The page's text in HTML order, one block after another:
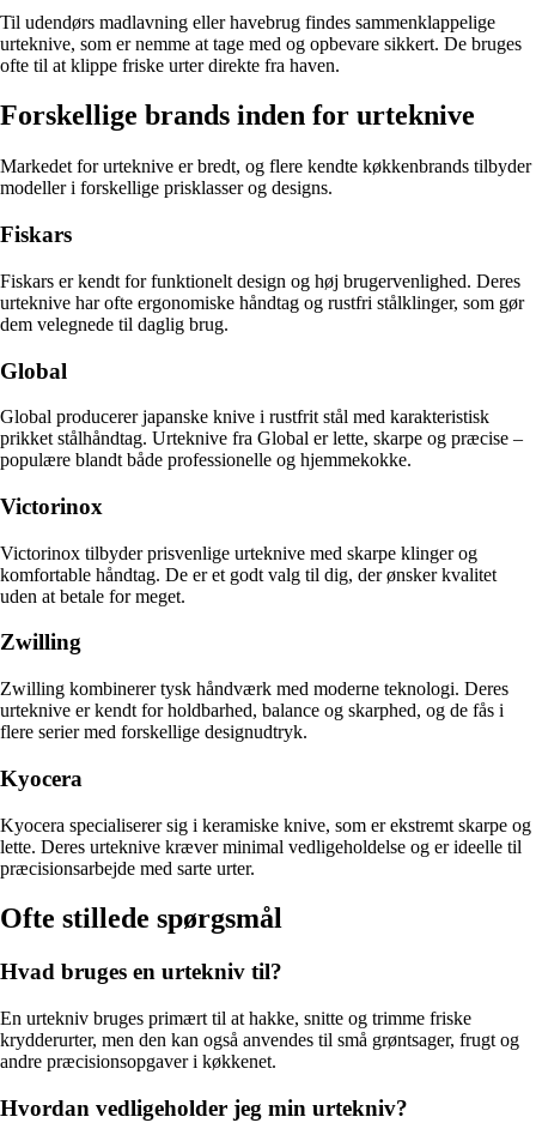
Til udendørs madlavning eller havebrug findes sammenklappelige
urteknive, som er nemme at tage med og opbevare sikkert. De bruges
ofte til at klippe friske urter direkte fra haven.
Forskellige brands inden for urteknive
Markedet for urteknive er bredt, og flere kendte køkkenbrands tilbyder
modeller i forskellige prisklasser og designs.
Fiskars
Fiskars er kendt for funktionelt design og høj brugervenlighed. Deres
urteknive har ofte ergonomiske håndtag og rustfri stålklinger, som gør
dem velegnede til daglig brug.
Global
Global producerer japanske knive i rustfrit stål med karakteristisk
prikket stålhåndtag. Urteknive fra Global er lette, skarpe og præcise –
populære blandt både professionelle og hjemmekokke.
Victorinox
Victorinox tilbyder prisvenlige urteknive med skarpe klinger og
komfortable håndtag. De er et godt valg til dig, der ønsker kvalitet
uden at betale for meget.
Zwilling
Zwilling kombinerer tysk håndværk med moderne teknologi. Deres
urteknive er kendt for holdbarhed, balance og skarphed, og de fås i
flere serier med forskellige designudtryk.
Kyocera
Kyocera specialiserer sig i keramiske knive, som er ekstremt skarpe og
lette. Deres urteknive kræver minimal vedligeholdelse og er ideelle til
præcisionsarbejde med sarte urter.
Ofte stillede spørgsmål
Hvad bruges en urtekniv til?
En urtekniv bruges primært til at hakke, snitte og trimme friske
krydderurter, men den kan også anvendes til små grøntsager, frugt og
andre præcisionsopgaver i køkkenet.
Hvordan vedligeholder jeg min urtekniv?